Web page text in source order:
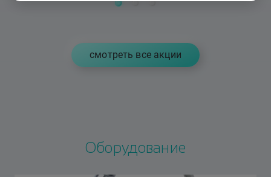
cмотреть все акции
Оборудование